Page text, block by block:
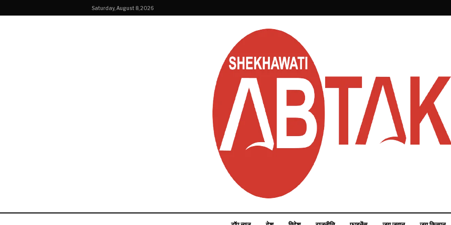
Saturday, August 8, 2026